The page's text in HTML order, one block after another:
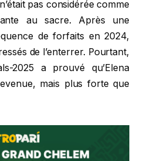
pas considérée comme
au sacre. Après une
de forfaits en 2024,
de l’enterrer. Pourtant,
2025 a prouvé qu’Elena
mais plus forte que